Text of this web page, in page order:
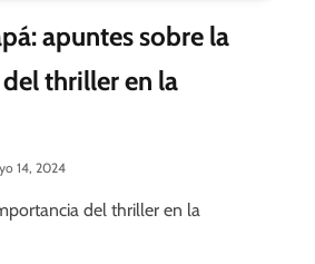
apuntes sobre la
thriller en la
14, 2024
del thriller en la